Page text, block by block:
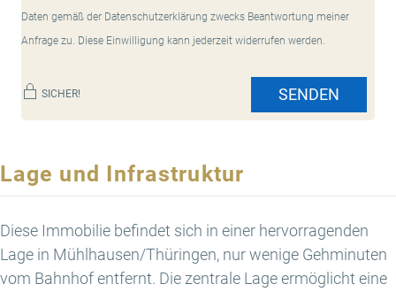
Daten gemäß der Datenschutzerklärung zwecks Beantwortung meiner
Anfrage zu. Diese Einwilligung kann jederzeit widerrufen werden.
SICHER! SENDEN
Lage und Infrastruktur
Diese Immobilie befindet sich in einer hervorragenden
Lage in Mühlhausen/Thüringen, nur wenige Gehminuten
vom Bahnhof entfernt. Die zentrale Lage ermöglicht eine